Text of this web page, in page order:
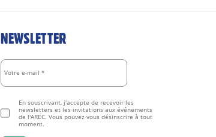
NEWSLETTER
En souscrivant, j'accepte de recevoir les
newsletters et les invitations aux événements
de l'AREC. Vous pouvez vous désinscrire à tout
moment.